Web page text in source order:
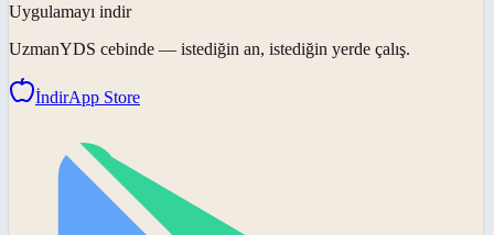
Uygulamayı indir
UzmanYDS cebinde — istediğin an, istediğin yerde çalış.
İndirApp Store